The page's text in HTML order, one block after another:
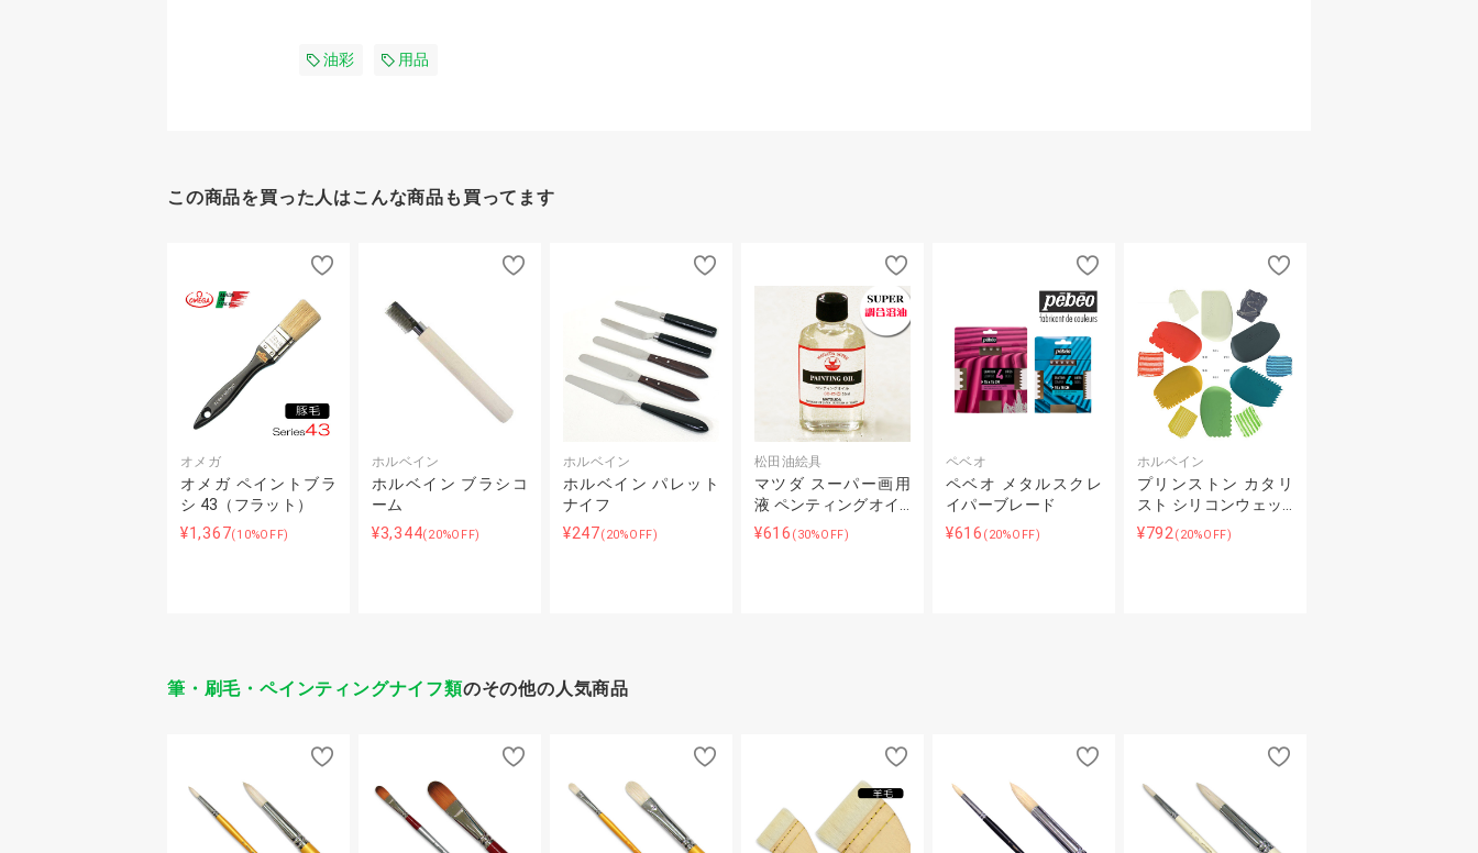
油彩 用品
この商品を買った人はこんな商品も買ってます
オメガ
オメガ ペイントブラ
シ 43（フラット）
¥1,367(10%OFF)
ホルベイン
ホルベイン ブラシコ
ーム
¥3,344(20%OFF)
ホルベイン
ホルベイン パレット
ナイフ
¥247(20%OFF)
松田油絵具
マツダ スーパー画用
液 ペンティングオイ…
¥616 (30%OFF)
ペベオ
ペベオ メタルスクレ
イパーブレード
¥616 (20%OFF)
ホルベイン
プリンストン カタリ
スト シリコンウェッ…
¥792(20%OFF)
筆・刷毛・ペインティングナイフ類のその他の人気商品